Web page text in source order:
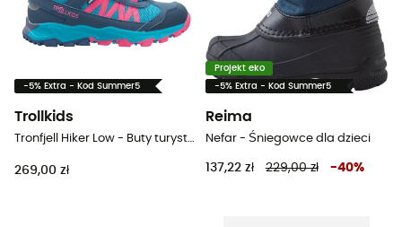
-5% Extra - Kod Summer5
Trollkids
Tronfjell Hiker Low - Buty turystyczne dla dzieci
269,00 zł
Projekt eko
-5% Extra - Kod Summer5
Reima
Nefar - Śniegowce dla dzieci
137,22 zł 229,00 zł -40%